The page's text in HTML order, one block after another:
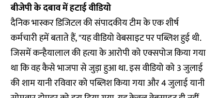
बीजेपी के दबाव में हटाई वीडियो
दैनिक भास्कर डिजिटल की संपादकीय टीम के एक शीर्ष
कर्मचारी हमें बताते हैं, "यह वीडियो वेबसाइट पर पब्लिश हुई थी.
जिसमें कन्हैयालाल की हत्या के आरोपी को एक्सपोज किया गया
था कि वह कैसे भाजपा से जुड़ा हुआ था. इस वीडियो को 3 जुलाई
की शाम यानी रविवार को पब्लिश किया गया और 4 जुलाई यानी